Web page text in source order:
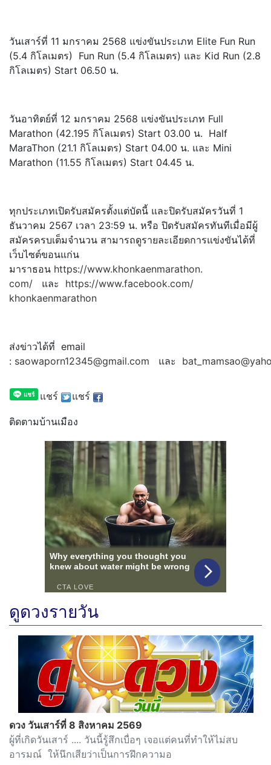
วันเสาร์ที่ 11 มกราคม 2568 แข่งขันประเภท Elite Fun Run
(5.4 กิโลเมตร) Fun Run (5.4 กิโลเมตร) และ Kid Run (2.8
กิโลเมตร) Start 06.50 น.
วันอาทิตย์ที่ 12 มกราคม 2568 แข่งขันประเภท Full
Marathon (42.195 กิโลเมตร) Start 03.00 น. Half
MaraThon (21.1 กิโลเมตร) Start 04.00 น. และ Mini
Marathon (11.55 กิโลเมตร) Start 04.45 น.
ทุกประเภทเปิดรับสมัครตั้งแต่บัดนี้ และปิดรับสมัครวันที่ 1
ธันวาคม 2567 เวลา 23:59 น. หรือ ปิดรับสมัครทันทีเมื่อมีผู้
สมัครครบเต็มจำนวน สามารถดูรายละเอียดการแข่งขันได้ที่
เว็บไซต์ขอนแก่น
มาราธอน https://www.khonkaenmarathon.
com/ และ https://www.facebook.com/
khonkaenmarathon
ส่งข่าวได้ที่ email
: saowaporn12345@gmail.com และ
แชร์ แชร์
ติดตามบ้านเมือง
ดูดวงรายวัน
ดวง วันเสาร์ที่ 8 สิงหาคม 2569
ผู้ที่เกิดวันเสาร์ .... วันนี้รู้สึกเบื่อๆ เจอแต่คนที่ทำให้ไม่สบ
อารมณ์ ให้นึกเสียว่าเป็นการฝึกความอ